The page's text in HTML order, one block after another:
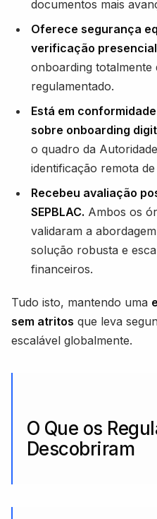
documentos mais
Oferece segurança
verificação
onboarding totalmente
regulamentado.
Está em
sobre onboarding
o quadro da
identificação remota
Recebeu avaliação
SEPBLAC. Ambos os
validaram a
solução robusta e
financeiros.
Tudo isto, mantendo uma
sem atritos que leva
escalável globalmente.
O Que os
Descobriram